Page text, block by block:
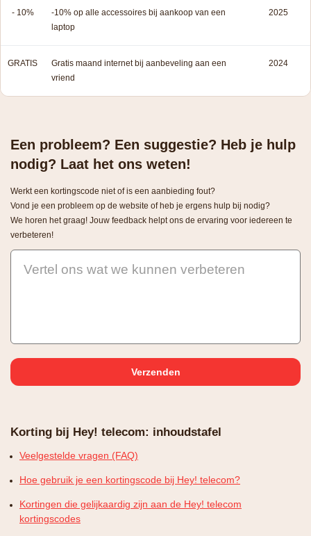
- 10%
-10% op alle accessoires bij aankoop van een
laptop
2025
GRATIS
Gratis maand internet bij aanbeveling aan een
vriend
2024
Een probleem? Een suggestie? Heb je hulp
nodig? Laat het ons weten!
Werkt een kortingscode niet of is een aanbieding fout?
Vond je een probleem op de website of heb je ergens hulp bij nodig?
We horen het graag! Jouw feedback helpt ons de ervaring voor iedereen te
verbeteren!
Vertel ons wat we kunnen verbeteren
Korting bij Hey! telecom: inhoudstafel
Veelgestelde vragen (FAQ)
Hoe gebruik je een kortingscode bij Hey! telecom?
Kortingen die gelijkaardig zijn aan de Hey! telecom
kortingscodes